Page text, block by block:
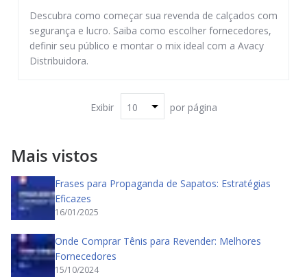
Descubra como começar sua revenda de calçados com
segurança e lucro. Saiba como escolher fornecedores,
definir seu público e montar o mix ideal com a Avacy
Distribuidora.
Exibir por página
Mais vistos
Frases para Propaganda de Sapatos: Estratégias
Eficazes
16/01/2025
Onde Comprar Tênis para Revender: Melhores
Fornecedores
15/10/2024